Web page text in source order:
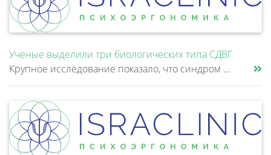
Ученые выделили три биологических типа СДВГ
Крупное исследование показало, что синдром дефицита внимания и гиперактивности (СДВГ) может включать не два, а три биоло......